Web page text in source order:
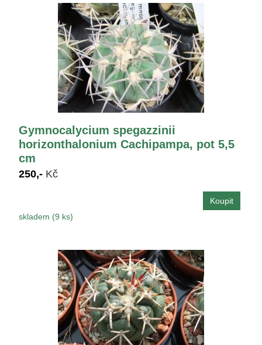
Gymnocalycium spegazzinii
horizonthalonium Cachipampa, pot 5,5
cm
250,- Kč
skladem (9 ks)